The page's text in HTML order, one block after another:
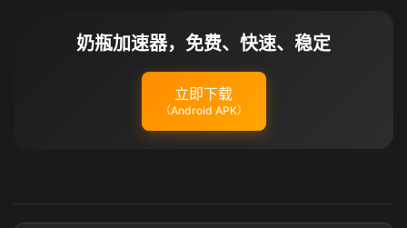
奶瓶加速器，免费、快速、稳定
立即下载
（Android APK）